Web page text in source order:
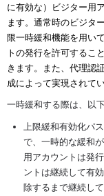
に有効な）ビジター用
ます。通常時のビジタ
限一時緩和機能を用い
トの発行を許可するこ
きます。また、代理認
成によって実現されてい
一時緩和する際は、以
上限緩和有効化パ
で、一時的な緩和
用アカウントは発
ントは継続して有
除するまで継続し